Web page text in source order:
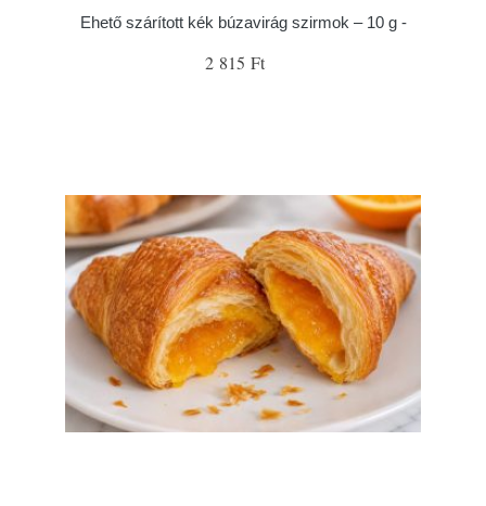
Ehető szárított kék búzavirág szirmok – 10 g -
2 815 Ft